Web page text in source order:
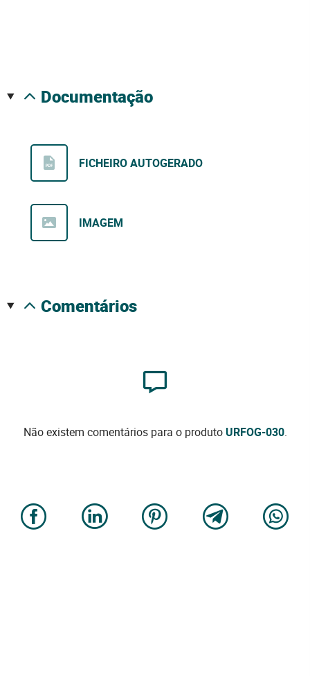
documentação
FICHEIRO AUTOGERADO
IMAGEM
comentários
Não existem comentários para o produtoURFOG-030.